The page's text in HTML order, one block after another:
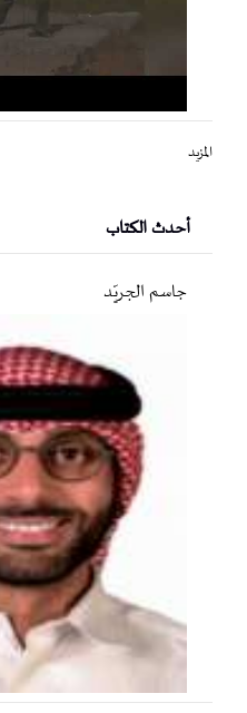
المزيد
أحدث الكتاب
جاسم الجريّد